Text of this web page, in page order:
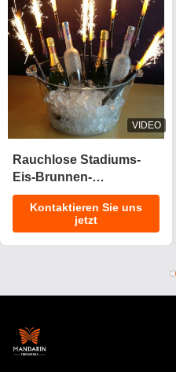
VIDEO
2025 Neues 1.4 Pro
Kuchenfeuerwerk 200
Schüsse Kuchen
Pyrotechnik
Verbraucherfeuerwerk
Kontaktieren Sie uns
jetzt